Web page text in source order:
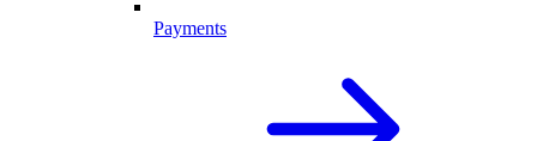
Payments